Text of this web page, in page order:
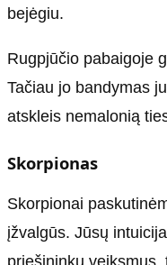
bejėgiu.
Rugpjūčio pabaigoje
Tačiau jo bandymas
atskleis nemalonią
Skorpionas
Skorpionai
įžvalgūs. Jūsų